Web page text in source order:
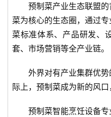
预制菜产业生态联盟
菜为核心的生态圈，通过
菜标准体系、产品研发、
套、市场营销等全产业链。
外界对有产业集群优
际上，预制菜成为新的风口
预制菜智能烹饪设备